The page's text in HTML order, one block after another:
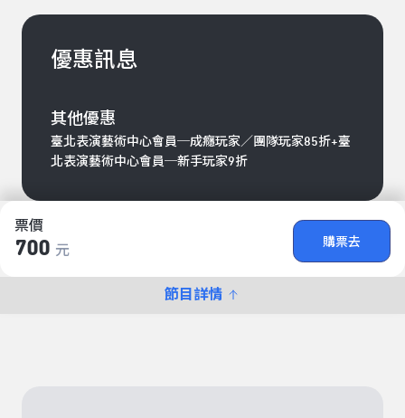
票價
700 元
購票去
節目詳情
優惠訊息
其他優惠
臺北表演藝術中心會員─成癮玩家／團隊玩家85折+臺
北表演藝術中心會員─新手玩家9折